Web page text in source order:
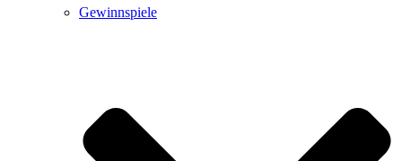
Gewinnspiele